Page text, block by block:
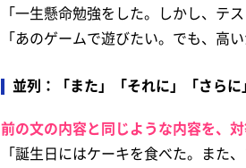
「一生懸命勉強をした。しかし、テ
「あのゲームで遊びたい。でも、高
並列：「また」「それに」「さらに
前の文の内容と同じような内容を、
「誕生日にはケーキを食べた。また